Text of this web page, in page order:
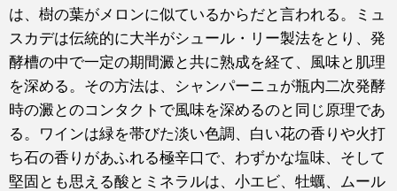
は、樹の葉がメロンに似ているからだと言われる。ミュ
スカデは伝統的に大半がシュール・リー製法をとり、発
酵槽の中で一定の期間澱と共に熟成を経て、風味と肌理
を深める。その方法は、シャンパーニュが瓶内二次発酵
時の澱とのコンタクトで風味を深めるのと同じ原理であ
る。ワインは緑を帯びた淡い色調、白い花の香りや火打
ち石の香りがあふれる極辛口で、わずかな塩味、そして
堅固とも思える酸とミネラルは、小エビ、牡蠣、ムール